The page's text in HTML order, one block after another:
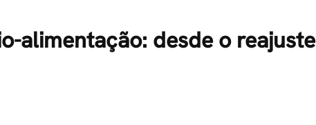
alimentação: desde o reajuste